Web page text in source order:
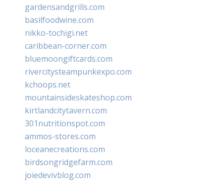
gardensandgrills.com
basilfoodwine.com
nikko-tochigi.net
caribbean-corner.com
bluemoongiftcards.com
rivercitysteampunkexpo.com
kchoops.net
mountainsideskateshop.com
kirtlandcitytavern.com
301nutritionspot.com
ammos-stores.com
loceanecreations.com
birdsongridgefarm.com
joiedevivblog.com